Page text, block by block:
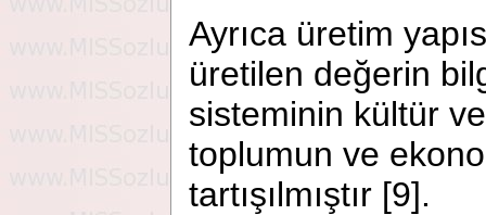
Ayrıca üretim
üretilen değerin
sisteminin kültür
toplumun ve
tartışılmıştır [9].